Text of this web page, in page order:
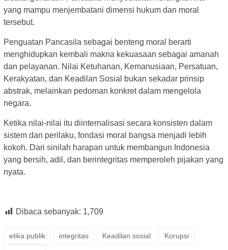
yang mampu menjembatani dimensi hukum dan moral
tersebut.
Penguatan Pancasila sebagai benteng moral berarti
menghidupkan kembali makna kekuasaan sebagai amanah
dan pelayanan. Nilai Ketuhanan, Kemanusiaan, Persatuan,
Kerakyatan, dan Keadilan Sosial bukan sekadar prinsip
abstrak, melainkan pedoman konkret dalam mengelola
negara.
Ketika nilai-nilai itu diinternalisasi secara konsisten dalam
sistem dan perilaku, fondasi moral bangsa menjadi lebih
kokoh. Dari sinilah harapan untuk membangun Indonesia
yang bersih, adil, dan berintegritas memperoleh pijakan yang
nyata.
Dibaca sebanyak: 1,709
etika publik integritas Keadilan sosial Korupsi